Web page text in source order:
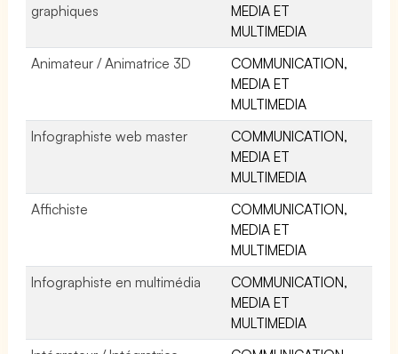
graphiques
MEDIA ET
MULTIMEDIA
Animateur / Animatrice 3D
COMMUNICATION,
MEDIA ET
MULTIMEDIA
Infographiste web master
COMMUNICATION,
MEDIA ET
MULTIMEDIA
Affichiste
COMMUNICATION,
MEDIA ET
MULTIMEDIA
Infographiste en multimédia
COMMUNICATION,
MEDIA ET
MULTIMEDIA